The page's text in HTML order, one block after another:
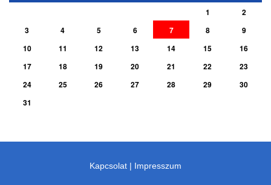
1
2
3
4 5 6 7 8
9
10
11 12 13 14 15
16
17
18 19 20 21 22
23
24
25 26 27 28 29
30
31
Kapcsolat | Impresszum